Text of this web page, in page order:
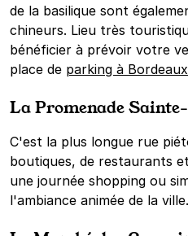
de la basilique sont
chineurs. Lieu très
bénéficier à prévoir votre
place de parking à
La Promenade
C'est la plus longue rue
boutiques, de restaurants
une journée shopping ou
l'ambiance animée de la ville.